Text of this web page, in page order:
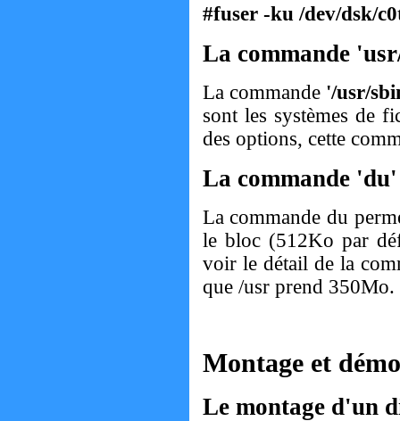
#fuser -ku /dev/dsk/
La commande
La commande '/usr/
sont les systèmes de
des options, cette
La commande 'du'
La commande du
le bloc (512Ko par
voir le détail de la
que /usr prend 350Mo.
Montage et
Le montage d'un